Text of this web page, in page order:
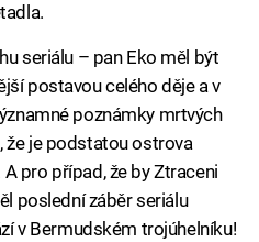
seriálu – pan Eko měl být
postavou celého děje a v
poznámky mrtvých
že je podstatou ostrova
pro případ, že by Ztraceni
poslední záběr seriálu
v Bermudském trojúhelníku!